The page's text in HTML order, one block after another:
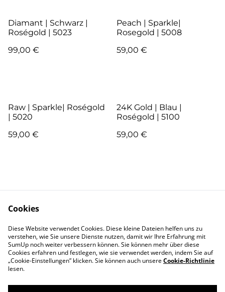
Diamant | Schwarz |
Roségold | 5023
99,00 €
Peach | Sparkle|
Rosegold | 5008
59,00 €
Raw | Sparkle| Roségold
| 5020
59,00 €
24K Gold | Blau |
Roségold | 5100
59,00 €
Kontakt
Pflege
Garantie und
AGB
Versand & Lieferung
Zahlung
Impressum
Cookies
Diese Website verwendet Cookies. Diese kleine Dateien helfen uns zu
verstehen, wie Sie unsere Dienste nutzen, damit wir Ihre Erfahrung mit
SumUp noch weiter verbessern können. Sie können mehr über diese
Cookies erfahren und festlegen, wie sie verwendet werden, indem Sie auf
„Cookie-Einstellungen” klicken. Sie können auch unsereCookie-Richtlinie
lesen.